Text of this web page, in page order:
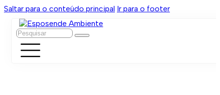
Saltar para o conteúdo principal Ir para o footer
Pesquisar